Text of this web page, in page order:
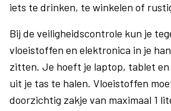
iets te drinken, te winkelen of
Bij de veiligheidscontrole kun je
vloeistoffen en elektronica in je
zitten. Je hoeft je laptop, tablet
uit je tas te halen. Vloeistoffen
doorzichtig zakje van maximaal 1